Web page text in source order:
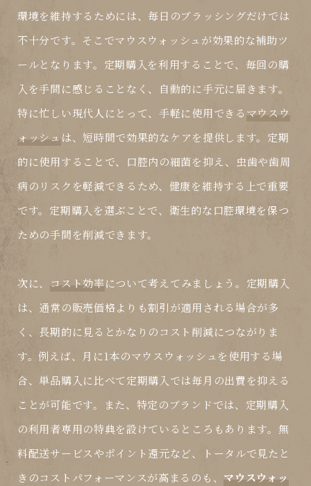
環境を維持するためには、毎日のブラッシングだけでは
不十分です。そこでマウスウォッシュが効果的な補助ツ
ールとなります。定期購入を利用することで、毎回の購
入を手間に感じることなく、自動的に手元に届きます。
特に忙しい現代人にとって、手軽に使用できる マウスウ
ォッシュ は、短時間で効果的なケアを提供します。定期
的に使用することで、口腔内の細菌を抑え、虫歯や歯周
病のリスクを軽減できるため、健康を維持する上で重要
です。定期購入を選ぶことで、衛生的な口腔環境を保つ
ための手間を削減できます。
次に、 コスト効率について考えてみましょう。定期購入
は、通常の販売価格よりも割引が適用される場合が多
く、長期的に見るとかなりのコスト削減につながりま
す。例えば、月に1本のマウスウォッシュを使用する場
合、単品購入に比べて定期購入では毎月の出費を抑える
ことが可能です。また、特定のブランドでは、定期購入
の利用者専用の特典を設けているところもあります。無
料配送サービスやポイント還元など、トータルで見たと
きのコストパフォーマンスが高まるのも、 マウスウォッ